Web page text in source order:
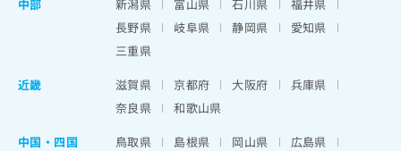
中部
新潟県 富山県 石川県
福井県
長野県
岐阜県 静岡県
愛知県
三重県
近畿
滋賀県 京都府 大阪府
兵庫県
奈良県
和歌山県
中国・四国
鳥取県 島根県 岡山県
広島県